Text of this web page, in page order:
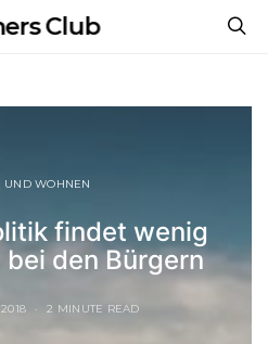
Club
UND WOHNEN
findet wenig
den Bürgern
2 MINUTE READ